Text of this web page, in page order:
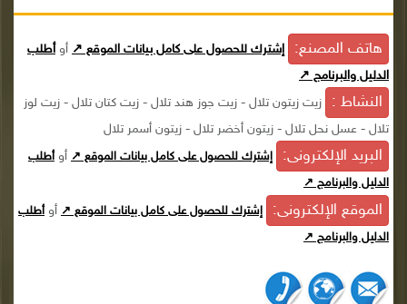
هاتف المصنع: إشترك للحصول على كامل بيانات الموقع ↗ أوأطلب
الدليل والبرنامج ↗
النشاط :
زيت زيتون تلال - زيت جوز هند تلال - زيت كتان تلال - زيت لوز
تلال - عسل نحل تلال - زيتون أخضر تلال - زيتون أسمر تلال
البريد الإلكترونى: إشترك للحصول على كامل بيانات الموقع ↗ أوأطلب
الدليل والبرنامج ↗
الموقع الإلكترونى: إشترك للحصول على كامل بيانات الموقع ↗ أوأطلب
الدليل والبرنامج ↗